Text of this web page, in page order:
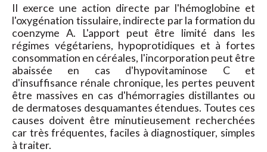
Il exerce une action directe par l'hémoglobine et
l'oxygénation tissulaire, indirecte par la formation du
coenzyme A. L'apport peut être limité dans les
régimes végétariens, hypoprotidiques et à fortes
consommation en céréales, l'incorporation peut être
abaissée en cas d'hypovitaminose C et
d'insuffisance rénale chronique, les pertes peuvent
être massives en cas d'hémorragies distillantes ou
de dermatoses desquamantes étendues. Toutes ces
causes doivent être minutieusement recherchées
car très fréquentes, faciles à diagnostiquer, simples
à traiter.